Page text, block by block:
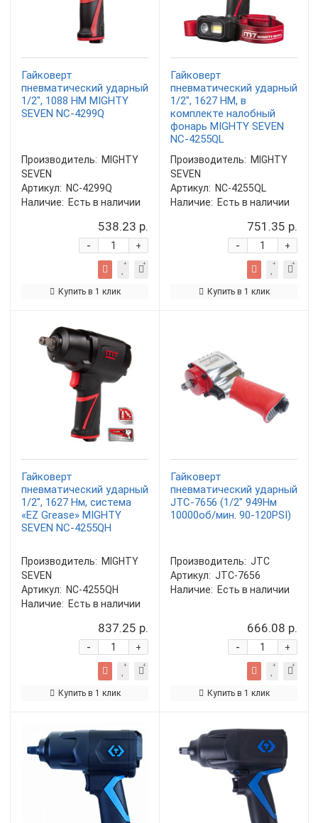
Гайковерт
пневматический ударный
1/2", 1088 НМ MIGHTY
SEVEN NC-4299Q
Производитель: MIGHTY
SEVEN
Артикул: NC-4299Q
Наличие: Есть в наличии
538.23 р.
+
-
Купить в 1 клик
Гайковерт
пневматический ударный
1/2", 1627 НМ, в
комплекте налобный
фонарь MIGHTY SEVEN
NC-4255QL
Производитель: MIGHTY
SEVEN
Артикул: NC-4255QL
Наличие: Есть в наличии
751.35 р.
+
-
Купить в 1 клик
Гайковерт
пневматический ударный
1/2", 1627 Нм, система
«EZ Grease» MIGHTY
SEVEN NC-4255QH
Производитель: MIGHTY
SEVEN
Артикул: NC-4255QH
Наличие: Есть в наличии
837.25 р.
+
-
Купить в 1 клик
Гайковерт
пневматический ударный
JTC-7656 (1/2" 949Нм
10000об/мин. 90-120PSI)
Производитель: JTC
Артикул: JTC-7656
Наличие: Есть в наличии
666.08 р.
+
-
Купить в 1 клик